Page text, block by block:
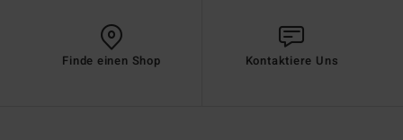
Finde einen Shop Kontaktiere Uns